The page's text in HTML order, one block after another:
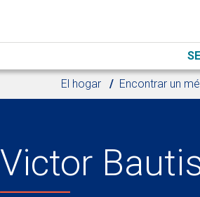
El hogar Encontrar un
Victor